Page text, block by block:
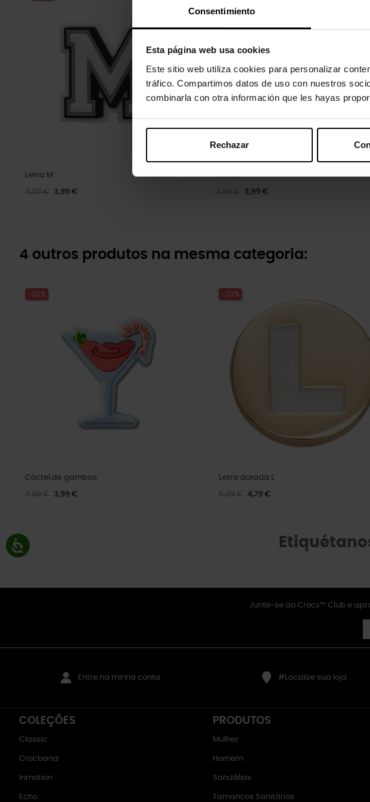
Consentimiento
Esta página web usa cookies
Este sitio web utiliza cookies para personalizar
tráfico. Compartimos datos de uso con nuestros
combinarla con otra información que les hayas
Rechazar
Letra M
4,99 € 3,99 €
Palma
3,99 €
4 outros produtos na mesma categoria:
-20%
Cóctel de gambas
4,99 € 3,99 €
-20%
Letra dorada L
5,99 € 4,79 €
Junte-se ao Crocs™ Club e
Entre na minha conta #Localize sua loja
COLEÇÕES
Classic
Crocband
Inmotion
Echo
PRODUTOS
Mulher
Homem
Sandálias
Tamancos Sanitários